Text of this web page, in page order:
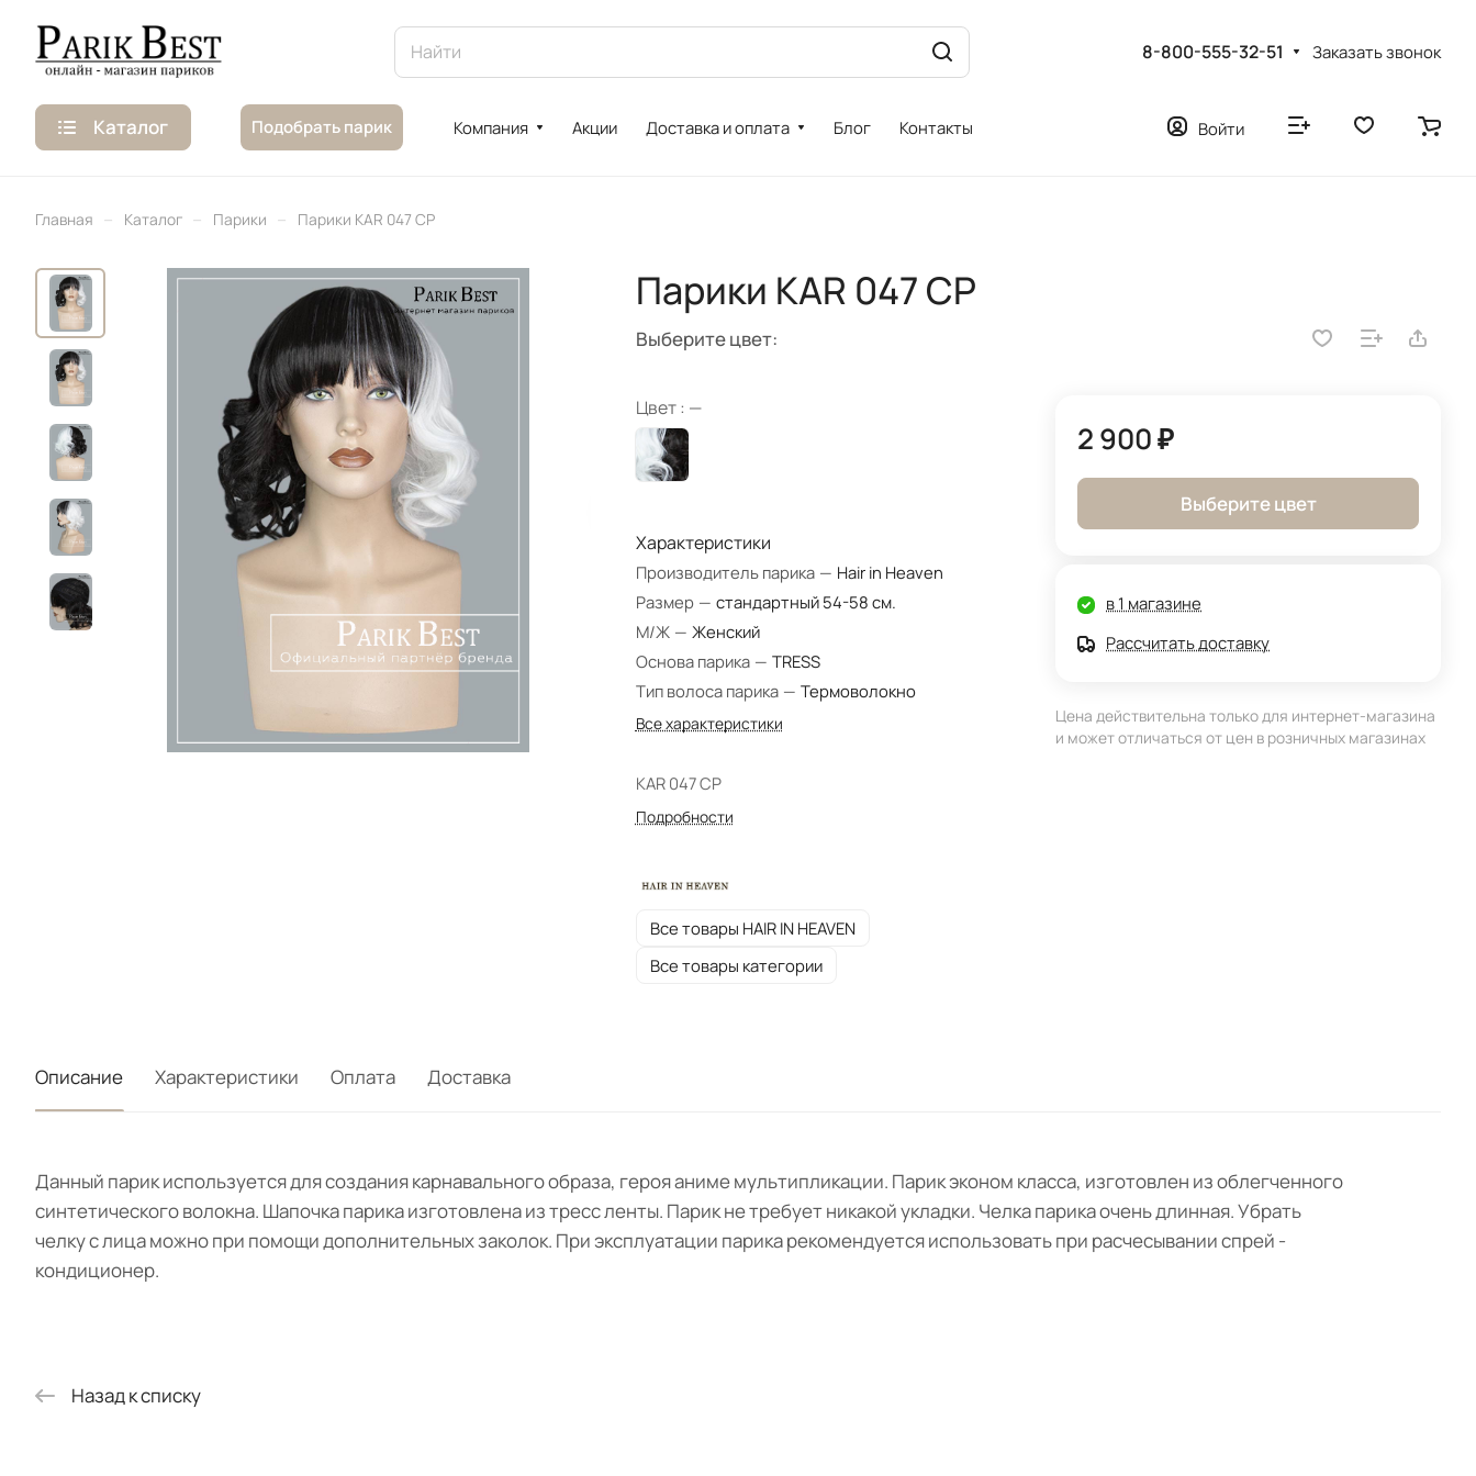
8-800-555-32-51 Заказать звонок
Каталог Подобрать парик Компания Акции Доставка и оплата Блог Контакты Войти
Главная – Каталог – Парики – Парики KAR 047 CP
Парики KAR 047 CP
Выберите цвет:
Цвет : —
Характеристики
Производитель парика — Hair in Heaven
Размер — стандартный 54-58 см.
М/Ж — Женский
Основа парика — TRESS
Тип волоса парика — Термоволокно
Все характеристики
KAR 047 CP
Подробности
Все товары HAIR IN HEAVEN
Все товары категории
2 900 ₽
Выберите цвет
в 1 магазине
Рассчитать доставку
Цена действительна только для интернет-магазина
и может отличаться от цен в розничных магазинах
Описание Характеристики Оплата Доставка
Данный парик используется для создания карнавального образа, героя аниме мультипликации. Парик эконом класса, изготовлен из облегченного
синтетического волокна. Шапочка парика изготовлена из тресс ленты. Парик не требует никакой укладки. Челка парика очень длинная. Убрать
челку с лица можно при помощи дополнительных заколок. При эксплуатации парика рекомендуется использовать при расчесывании спрей -
кондиционер.
Назад к списку